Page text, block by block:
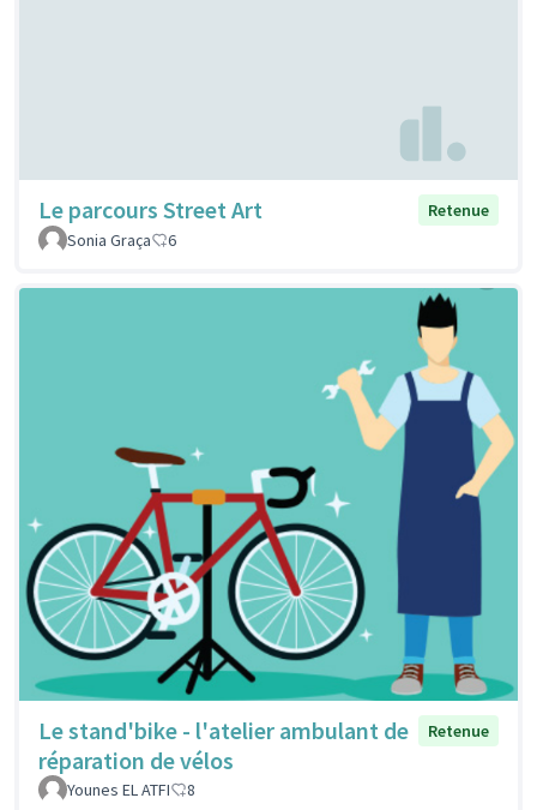
Le parcours Street Art
Retenue
Sonia Graça
6
Le stand'bike - l'atelier ambulant de
réparation de vélos
Retenue
Younes EL ATFI 8